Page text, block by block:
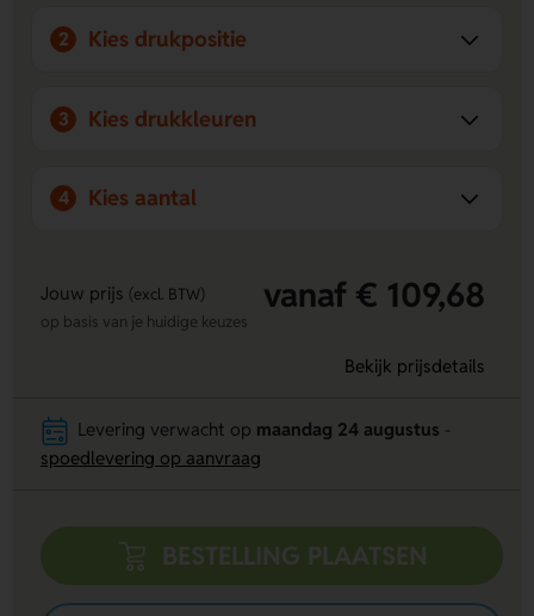
2 Kies drukpositie
3 Kies drukkleuren
4 Kies aantal
Jouw prijs (excl. BTW) vanaf € 109,68
op basis van je huidige keuzes
Bekijk prijsdetails
Levering verwacht op maandag 24 augustus
spoedlevering op aanvraag
BESTELLING PLAATSEN